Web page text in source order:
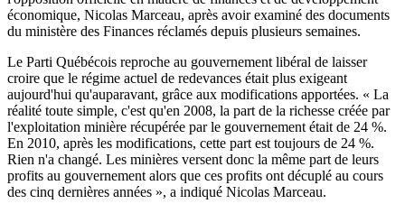
économique, Nicolas Marceau, après avoir examiné des documents
du ministère des Finances réclamés depuis plusieurs semaines.
Le Parti Québécois reproche au gouvernement libéral de laisser
croire que le régime actuel de redevances était plus exigeant
aujourd'hui qu'auparavant, grâce aux modifications apportées. « La
réalité toute simple, c'est qu'en 2008, la part de la richesse créée par
l'exploitation minière récupérée par le gouvernement était de 24 %.
En 2010, après les modifications, cette part est toujours de 24 %.
Rien n'a changé. Les minières versent donc la même part de leurs
profits au gouvernement alors que ces profits ont décuplé au cours
des cinq dernières années », a indiqué Nicolas Marceau.